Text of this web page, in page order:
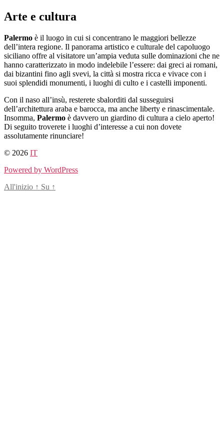
Salta
alArte e cultura
Palermo è il luogo in cui si concentrano le maggiori bellezze
dell’intera regione. Il panorama artistico e culturale del capoluogo
siciliano offre al visitatore un’ampia veduta sulle dominazioni che ne
hanno caratterizzato in modo indelebile l’essere: dai greci ai romani,
dai bizantini fino agli svevi, la città si mostra ricca e vivace con i
suoi splendidi monumenti, i luoghi di culto e i castelli imponenti.
Con il naso all’insù, resterete sbalorditi dal susseguirsi
dell’architettura araba e barocca, ma anche liberty e rinascimentale.
Insomma, Palermo è davvero un giardino di cultura a cielo aperto!
Di seguito troverete i luoghi d’interesse a cui non dovete
assolutamente rinunciare!
© 2026 IT
Powered by WordPress
All'inizio ↑ Su ↑